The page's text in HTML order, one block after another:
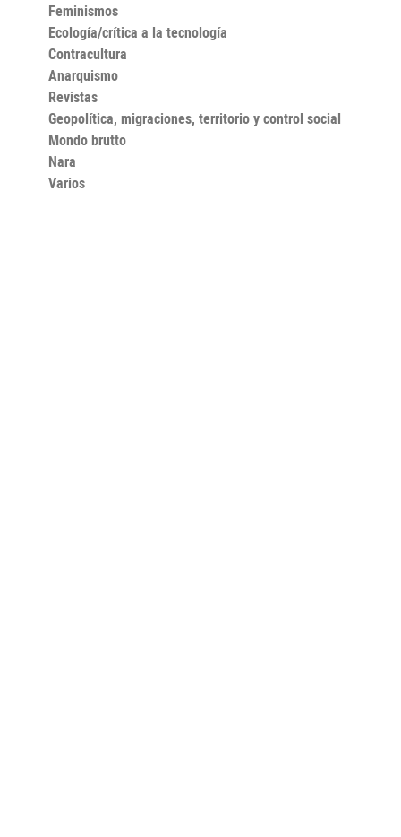
Feminismos
Ecología/crítica a la tecnología
Contracultura
Anarquismo
Revistas
Geopolítica, migraciones, territorio y control social
Mondo brutto
Nara
Varios